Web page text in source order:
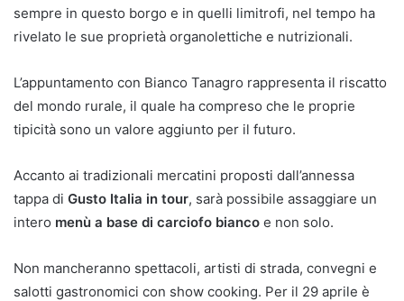
sempre in questo borgo e in quelli limitrofi, nel tempo ha
rivelato le sue proprietà organolettiche e nutrizionali.
L’appuntamento con Bianco Tanagro rappresenta il riscatto
del mondo rurale, il quale ha compreso che le proprie
tipicità sono un valore aggiunto per il futuro.
Accanto ai tradizionali mercatini proposti dall’annessa
tappa di Gusto Italia in tour, sarà possibile assaggiare un
intero menù a base di carciofo bianco e non solo.
Non mancheranno spettacoli, artisti di strada, convegni e
salotti gastronomici con show cooking. Per il 29 aprile è